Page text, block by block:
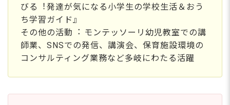
びる︕発達が気になる⼩学⽣の学校⽣活＆おう
ち学習ガイド』
その他の活動︓ モンテッソーリ幼児教室での講
師業、SNSでの発信、講演会、保育施設環境の
コンサルティング業務など多岐にわたる活躍